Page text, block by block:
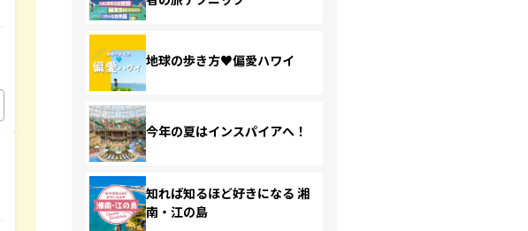
地球の歩き方♥偏愛ハワイ
今年の夏はインスパイアへ！
知れば知るほど好きになる 湘
南・江の島